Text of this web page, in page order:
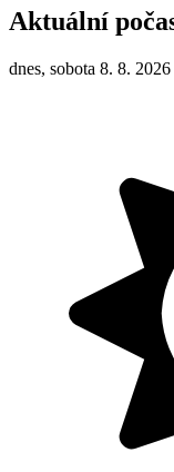
Aktuální
dnes, sobota 8. 8. 2026